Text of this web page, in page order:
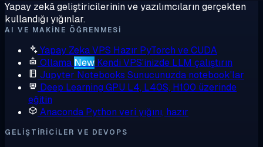
Yapay zekâ geliştiricilerinin ve yazılımcıların gerçekten
kullandığı yığınlar.
AI VE MAKINE ÖĞRENMESI
Yapay Zeka VPS Hazır PyTorch ve CUDA
Ollama New Kendi VPS'inizde LLM çalıştırın
Jupyter Notebooks Sunucunuzda notebook'lar
Deep Learning GPU L4, L40S, H100 üzerinde
eğitin
Anaconda Python veri yığını, hazır
GELIŞTIRICILER VE DEVOPS